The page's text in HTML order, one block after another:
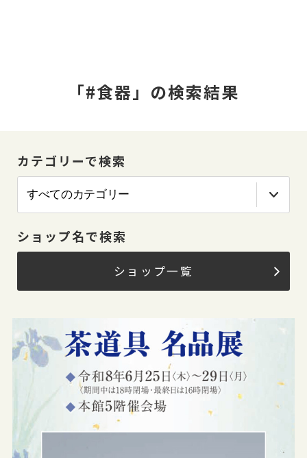
「#食器」の検索結果
カテゴリーで検索
ショップ名で検索
ショップ一覧